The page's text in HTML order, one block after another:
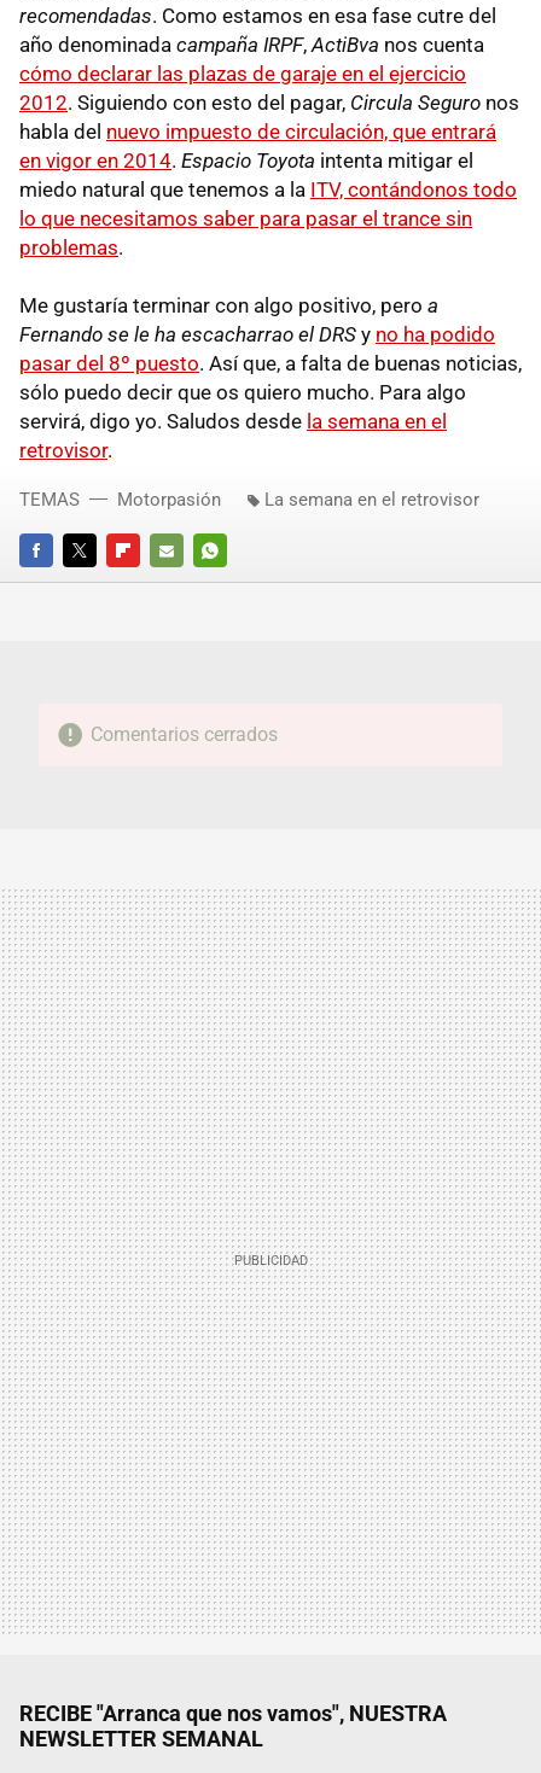
recomendadas. Como estamos en esa fase cutre del
año denominada campaña IRPF, ActiBva nos cuenta
cómo declarar las plazas de garaje en el ejercicio
2012. Siguiendo con esto del pagar, Circula Seguro nos
habla del nuevo impuesto de circulación, que entrará
en vigor en 2014. Espacio Toyota intenta mitigar el
miedo natural que tenemos a la ITV, contándonos todo
lo que necesitamos saber para pasar el trance sin
problemas.
Me gustaría terminar con algo positivo, pero a
Fernando se le ha escacharrao el DRS y no ha podido
pasar del 8º puesto. Así que, a falta de buenas noticias,
sólo puedo decir que os quiero mucho. Para algo
servirá, digo yo. Saludos desde la semana en el
retrovisor.
FACEBOOKTWITTERFLIPBOARD
E-
WHATSAPP
TEMAS Motorpasión La semana en el retrovisor
Comentarios cerrados
RECIBE "Arranca que nos vamos", NUESTRA
NEWSLETTER SEMANAL